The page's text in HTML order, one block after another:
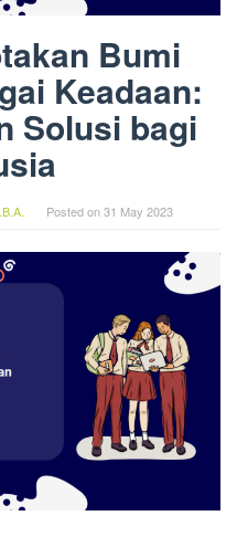
Bumi
Keadaan:
Solusi bagi
Posted on31 May 2023